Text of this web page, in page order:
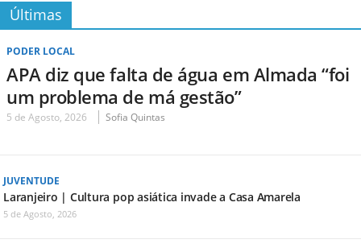
Últimas
PODER LOCAL
APA diz que falta de água em Almada “foi
um problema de má gestão”
5 de Agosto, 2026 Sofia Quintas
JUVENTUDE
Laranjeiro | Cultura pop asiática invade a Casa Amarela
5 de Agosto, 2026